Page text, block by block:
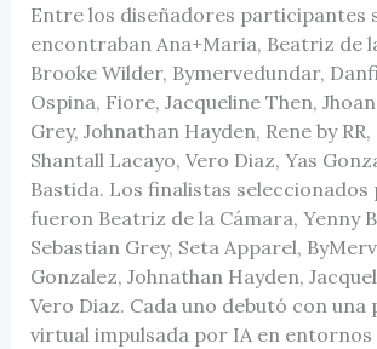
Entre los diseñadores participantes
encontraban Ana+Maria, Beatriz de
Brooke Wilder, Bymervedundar,
Ospina, Fiore, Jacqueline Then,
Grey, Johnathan Hayden, Rene by
Shantall Lacayo, Vero Diaz, Yas
Bastida. Los finalistas
fueron Beatriz de la Cámara, Yenny
Sebastian Grey, Seta Apparel,
Gonzalez, Johnathan Hayden,
Vero Diaz. Cada uno debutó con
virtual impulsada por IA en entornos